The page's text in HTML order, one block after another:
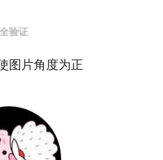
验证
图片角度为正